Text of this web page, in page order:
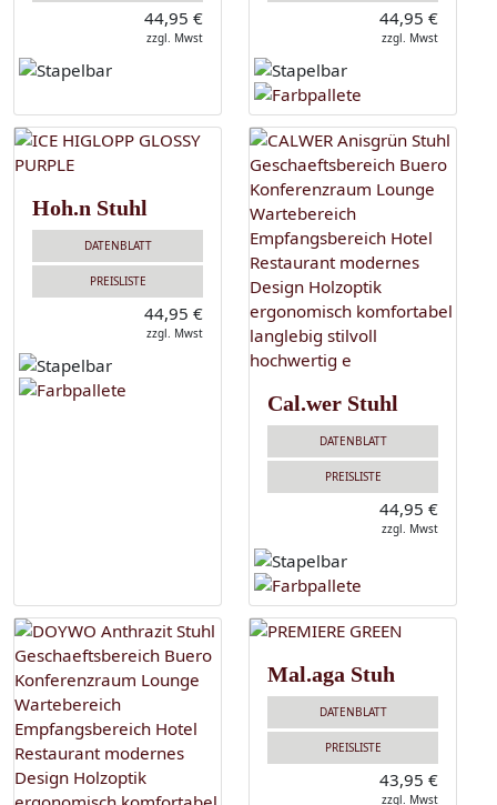
44,95 €
zzgl. Mwst
44,95 €
zzgl. Mwst
Hoh.n Stuhl
DATENBLATT
PREISLISTE
44,95 €
zzgl. Mwst
Cal.wer Stuhl
DATENBLATT
PREISLISTE
44,95 €
zzgl. Mwst
Mal.aga Stuh
DATENBLATT
PREISLISTE
43,95 €
zzgl. Mwst